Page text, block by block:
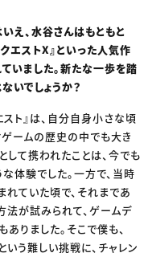
え、水谷さんはもともと
エストX』といった人気作
いました。新たな一歩を踏
いでしょうか？
スト』は、自分自身小さな頃
ームの歴史の中でも大き
して携われたことは、今でも
体験でした。一方で、当時
ていた頃で、それまであ
が試みられて、ゲームデ
りました。そこで僕も、
いう難しい挑戦に、チャレン